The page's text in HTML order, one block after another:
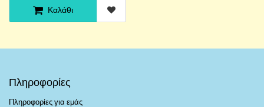
Καλάθι
Πληροφορίες
Πληροφορίες για εμάς